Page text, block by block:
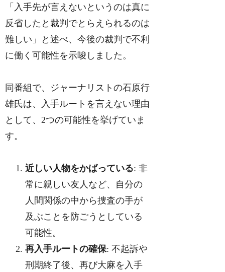
「入手先が言えないというのは真に
反省したと裁判でとらえられるのは
難しい」と述べ、今後の裁判で不利
に働く可能性を示唆しました。
同番組で、ジャーナリストの石原行
雄氏は、入手ルートを言えない理由
として、2つの可能性を挙げていま
す。
近しい人物をかばっている: 非
常に親しい友人など、自分の
人間関係の中から捜査の手が
及ぶことを防ごうとしている
可能性。
再入手ルートの確保: 不起訴や
刑期終了後、再び大麻を入手